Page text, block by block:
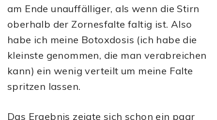
am Ende unauffälliger, als wenn die Stirn
oberhalb der Zornesfalte faltig ist. Also
habe ich meine Botoxdosis (ich habe die
kleinste genommen, die man verabreichen
kann) ein wenig verteilt um meine Falte
spritzen lassen.
Das Ergebnis zeigte sich schon ein paar